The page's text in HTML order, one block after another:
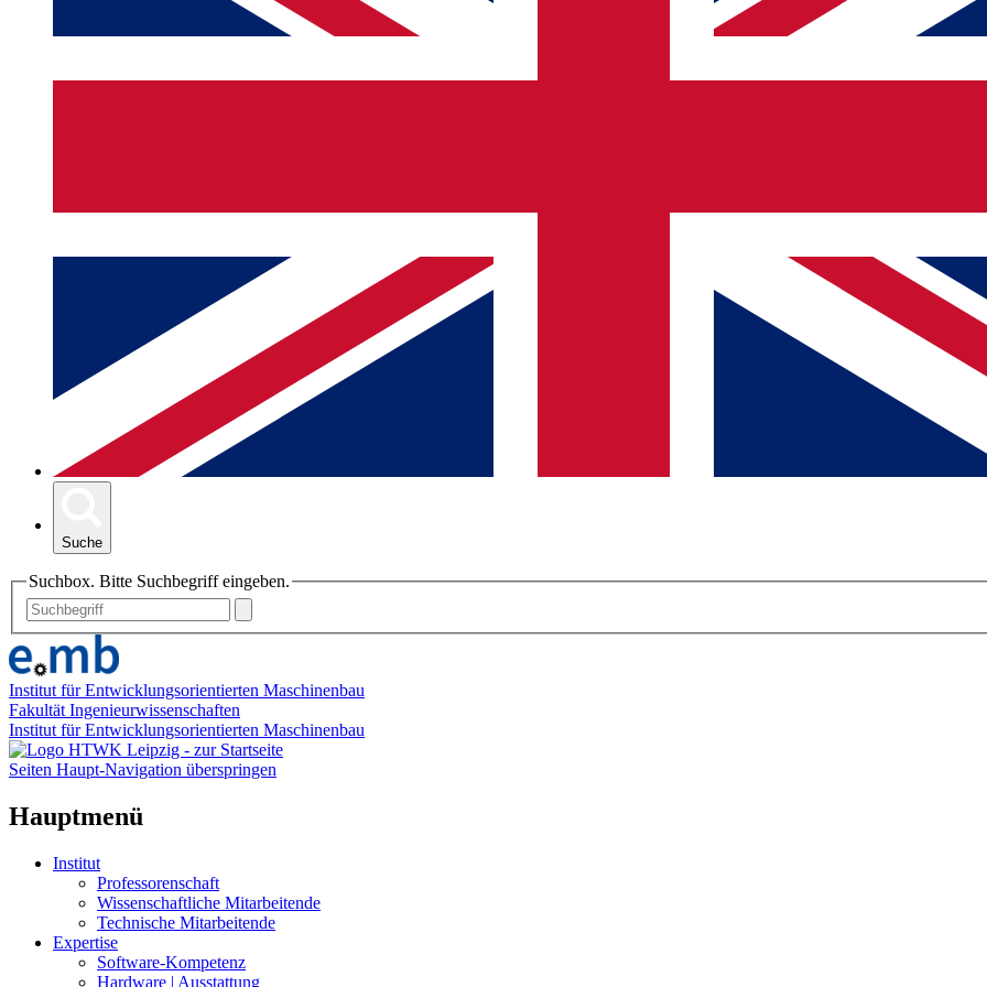
Suche
Suchbox. Bitte Suchbegriff eingeben.
Institut für Entwicklungsorientierten Maschinenbau
Fakultät Ingenieurwissenschaften
Institut für Entwicklungsorientierten Maschinenbau
Seiten Haupt-Navigation überspringen
Hauptmenü
Institut
Professorenschaft
Wissenschaftliche Mitarbeitende
Technische Mitarbeitende
Expertise
Software-Kompetenz
Hardware | Ausstattung